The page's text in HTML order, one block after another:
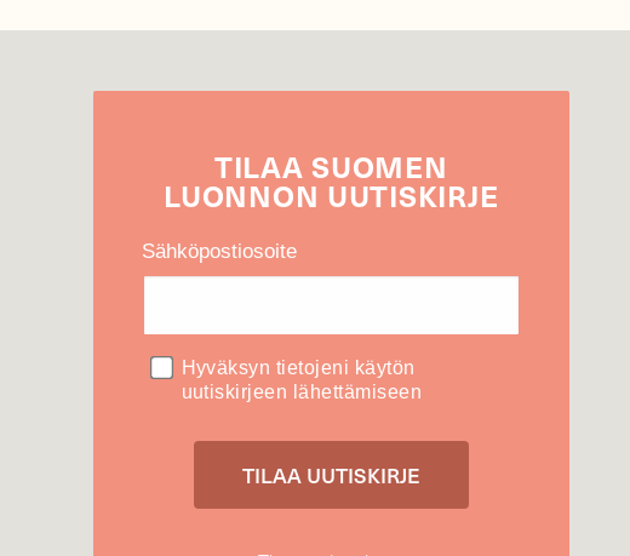
TILAASUOMEN
LUONNON UUTIS­KIRJE
Sähköpostiosoite
Hyväksyn tietojeni käytön
uutiskirjeen lähettämiseen